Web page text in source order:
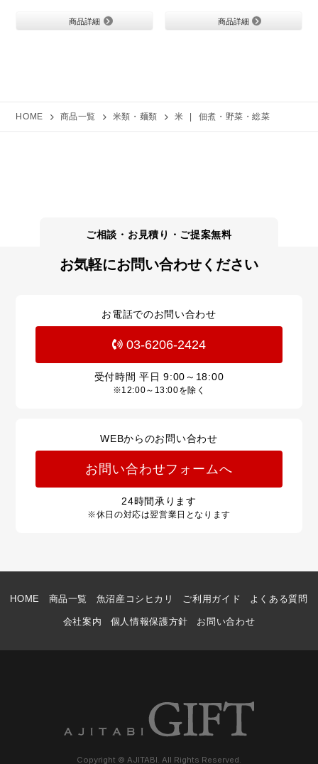
商品詳細 商品詳細
HOME 商品一覧 米類・麺類 米 佃煮・野菜・総菜
お気軽にお問い合わせください
お電話でのお問い合わせ
03-6206-2424
受付時間 平日9:00～18:00
※12:00～13:00を除く
WEBからのお問い合わせ
お問い合わせフォームへ
24時間承ります
※休日の対応は翌営業日となります
HOME 商品一覧 魚沼産コシヒカリ ご利用ガイド よくある質問
会社案内 個人情報保護方針 お問い合わせ
Copyright © AJITABI. All Rights Reserved.